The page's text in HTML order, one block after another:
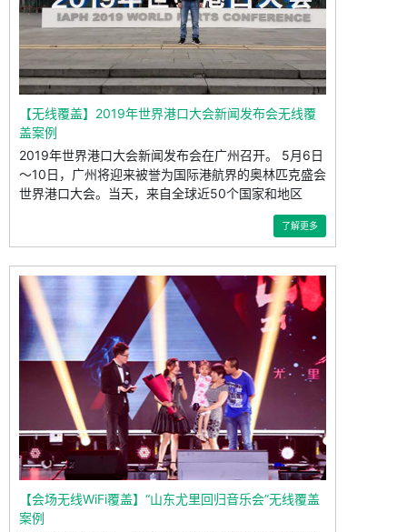
【无线覆盖】2019年世界港口大会新闻发布会无线覆
盖案例
2019年世界港口大会新闻发布会在广州召开。 5月6日
～10日，广州将迎来被誉为国际港航界的奥林匹克盛会
世界港口大会。当天，来自全球近50个国家和地区
了解更多
【会场无线WiFi覆盖】“山东尤里回归音乐会”无线覆盖
案例